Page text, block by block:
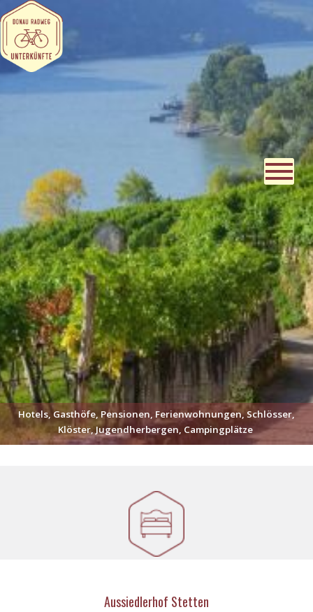
Hotels, Gasthöfe, Pensionen, Ferienwohnungen, Schlösser,
Klöster, Jugendherbergen, Campingplätze
Aussiedlerhof Stetten